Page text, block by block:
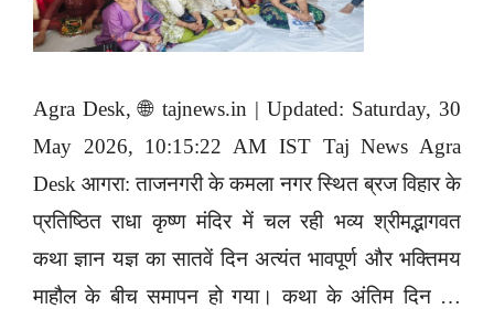
Agra Desk, 🌐 tajnews.in | Updated: Saturday, 30
May 2026, 10:15:22 AM IST Taj News Agra
Desk आगरा: ताजनगरी के कमला नगर स्थित ब्रज विहार के
प्रतिष्ठित राधा कृष्ण मंदिर में चल रही भव्य श्रीमद्भागवत
कथा ज्ञान यज्ञ का सातवें दिन अत्यंत भावपूर्ण और भक्तिमय
माहौल के बीच समापन हो गया। कथा के अंतिम दिन …